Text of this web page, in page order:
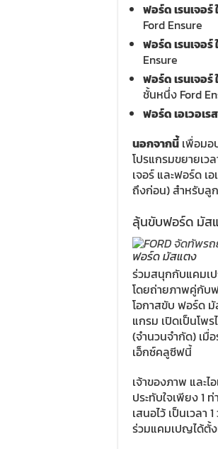
ฟอร์ด เรนเจอร์
Ford Ensure
ฟอร์ด เรนเจอร์
Ensure
ฟอร์ด เรนเจอร์
ชั้นหนึ่ง Ford
ฟอร์ด เอเวอเร
นอกจากนี้เพื่อมอ
โปรแกรมขยายเ
เจอร์ และฟอร์ด เ
ถึงก่อน) สำหรับลู
ลุ้นขับฟอร์ด มัส
ฟอร์ด มัสแตง
ร่วมสนุกกับแคมเ
โดยถ่ายภาพคู่กับ
โอกาสขับ ฟอร์ด
แกรม เปิดเป็นโพ
(จำนวนจำกัด) เมื่
เอ็กซ์คลูซีฟนี้
เจ้าของภาพ และ
ประทับใจเพียง 1
เสนอไว้ เป็นเวล
ร่วมแคมเปญได้ตั้